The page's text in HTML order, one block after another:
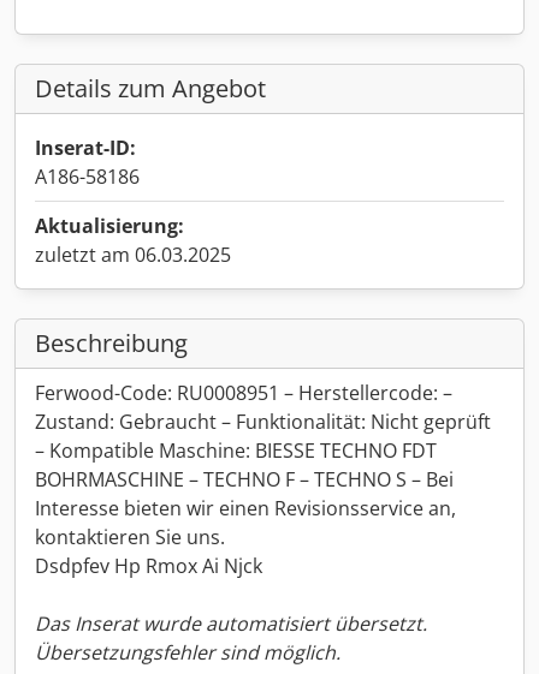
Details zum Angebot
Inserat-ID:
A186-58186
Aktualisierung:
zuletzt am 06.03.2025
Beschreibung
Ferwood-Code: RU0008951 – Herstellercode: –
Zustand: Gebraucht – Funktionalität: Nicht geprüft
– Kompatible Maschine: BIESSE TECHNO FDT
BOHRMASCHINE – TECHNO F – TECHNO S – Bei
Interesse bieten wir einen Revisionsservice an,
kontaktieren Sie uns.
Dsdpfev Hp Rmox Ai Njck
Das Inserat wurde automatisiert übersetzt.
Übersetzungsfehler sind möglich.